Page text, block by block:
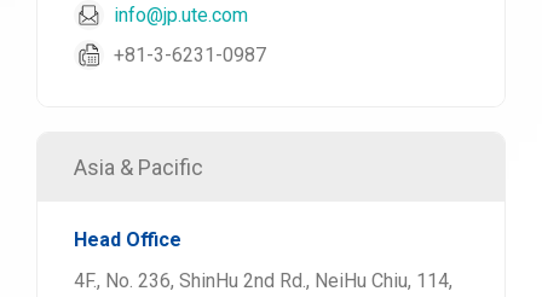
info@jp.ute.com
+81-3-6231-0987
Asia & Pacific
Head Office
4F., No. 236, ShinHu 2nd Rd., NeiHu Chiu, 114,